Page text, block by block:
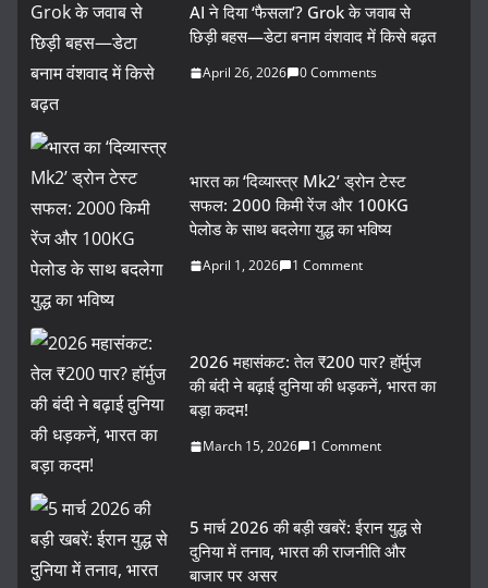
AI ने दिया ‘फैसला’? Grok के जवाब से
छिड़ी बहस—डेटा बनाम वंशवाद में किसे बढ़त
April 26, 2026 0 Comments
भारत का ‘दिव्यास्त्र Mk2’ ड्रोन टेस्ट
सफल: 2000 किमी रेंज और 100KG
पेलोड के साथ बदलेगा युद्ध का भविष्य
April 1, 2026 1 Comment
2026 महासंकट: तेल ₹200 पार? हॉर्मुज
की बंदी ने बढ़ाई दुनिया की धड़कनें, भारत का
बड़ा कदम!
March 15, 2026 1 Comment
5 मार्च 2026 की बड़ी खबरें: ईरान युद्ध से
दुनिया में तनाव, भारत की राजनीति और
बाजार पर असर